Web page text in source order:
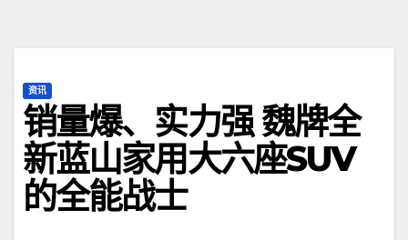
资讯
销量爆、实力强 魏牌全
新蓝山家用大六座SUV
的全能战士